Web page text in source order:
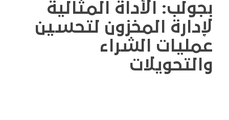
بجولب: الأداة المثالية
لإدارة المخزون لتحسين
عمليات الشراء
والتحويلات